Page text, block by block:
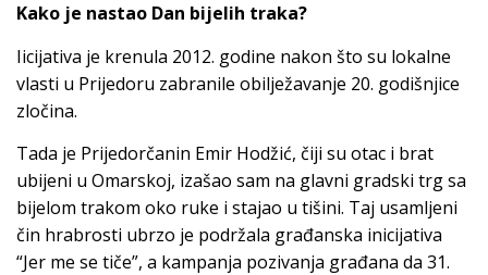
Kako je nastao Dan bijelih traka?
Iicijativa je krenula 2012. godine nakon što su lokalne
vlasti u Prijedoru zabranile obilježavanje 20. godišnjice
zločina.
Tada je Prijedorčanin Emir Hodžić, čiji su otac i brat
ubijeni u Omarskoj, izašao sam na glavni gradski trg sa
bijelom trakom oko ruke i stajao u tišini. Taj usamljeni
čin hrabrosti ubrzo je podržala građanska inicijativa
“Jer me se tiče”, a kampanja pozivanja građana da 31.